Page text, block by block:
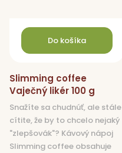
Do košíka
Slimming coffee
Vaječný likér 100 g
Snažíte sa chudnúť, ale stále
cítite, že by to chcelo nejaký
"zlepšovák"? Kávový nápoj
Slimming coffee obsahuje